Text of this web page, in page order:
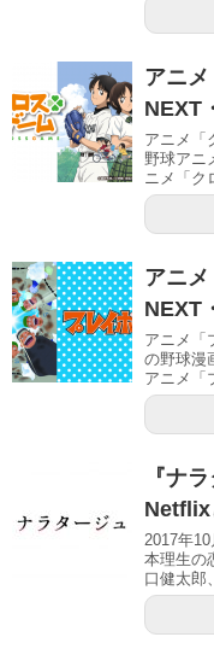
アニ
NEXT
アニメ「
野球アニ
ニメ「ク
アニ
NEXT
アニメ「
の野球漫
アニメ「
『ナ
Netflix
2017年
本理生の
口健太郎